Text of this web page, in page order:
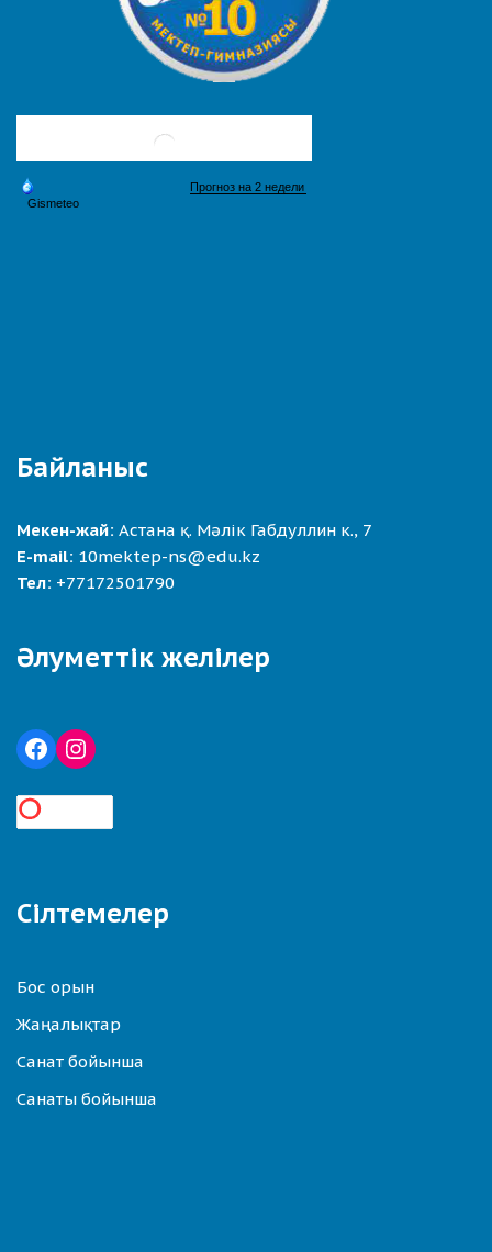
Байланыс
Мекен-жай: Астана қ. Мәлік Габдуллин к., 7
E-mail: 10mektep-ns@edu.kz
Тел: +77172501790
Әлуметтік желілер
Сілтемелер
Бос орын
Жаңалықтар
Санат бойынша
Санаты бойынша